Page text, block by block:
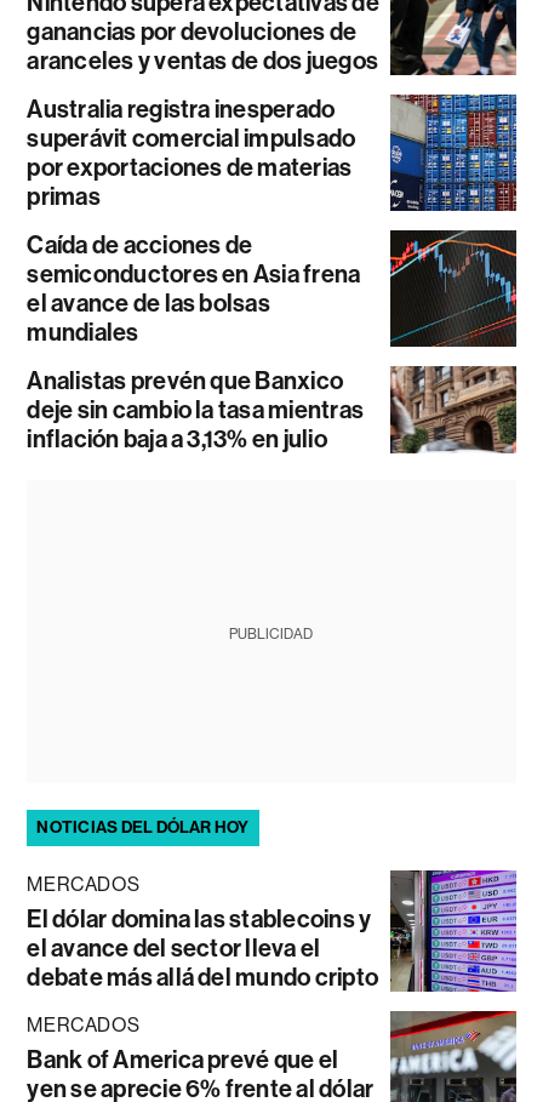
ganancias por devoluciones de
aranceles y ventas de dos juegos
Australia registra inesperado
superávit comercial impulsado
por exportaciones de materias
primas
Caída de acciones de
semiconductores en Asia frena
el avance de las bolsas
mundiales
Analistas prevén que Banxico
deje sin cambio la tasa mientras
inflación baja a 3,13% en julio
PUBLICIDAD
NOTICIAS DEL DÓLAR HOY
MERCADOS
El dólar domina las stablecoins y
el avance del sector lleva el
debate más allá del mundo cripto
MERCADOS
Bank of America prevé que el
yen se aprecie 6% frente al dólar